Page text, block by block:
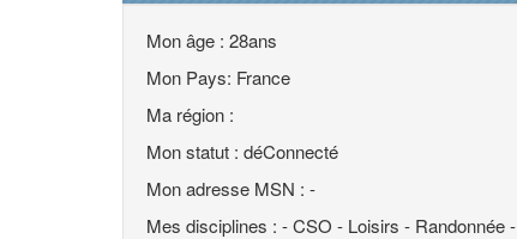
Mon âge : 28ans
Mon Pays: France
Ma région :
Mon statut : déConnecté
Mon adresse MSN : -
Mes disciplines : - CSO - Loisirs - Randonnée -